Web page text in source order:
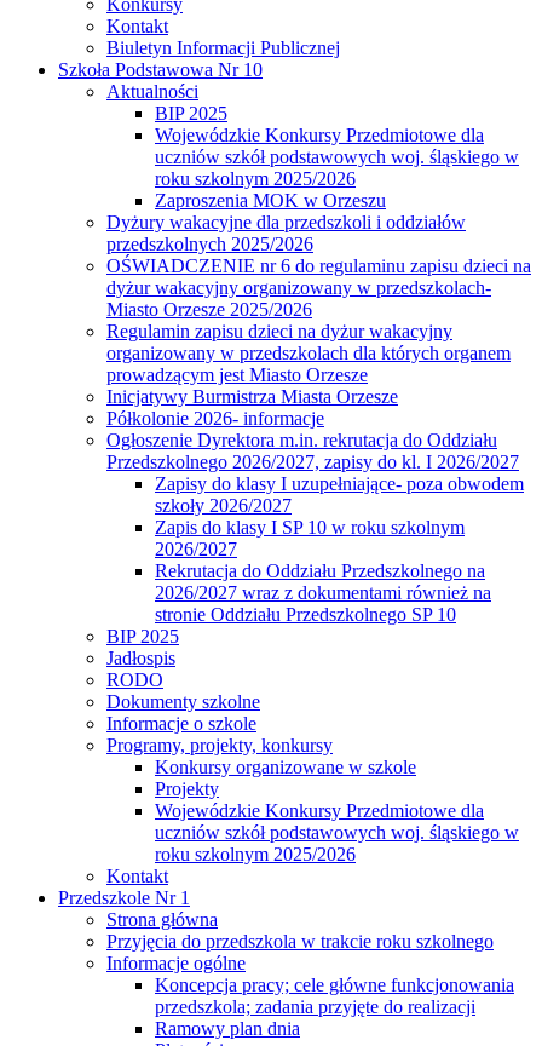
Konkursy
Kontakt
Biuletyn Informacji Publicznej
Szkoła Podstawowa Nr 10
Aktualności
BIP 2025
Wojewódzkie Konkursy Przedmiotowe dla
uczniów szkół podstawowych woj. śląskiego w
roku szkolnym 2025/2026
Zaproszenia MOK w Orzeszu
Dyżury wakacyjne dla przedszkoli i oddziałów
przedszkolnych 2025/2026
OŚWIADCZENIE nr 6 do regulaminu zapisu dzieci na
dyżur wakacyjny organizowany w przedszkolach-
Miasto Orzesze 2025/2026
Regulamin zapisu dzieci na dyżur wakacyjny
organizowany w przedszkolach dla których organem
prowadzącym jest Miasto Orzesze
Inicjatywy Burmistrza Miasta Orzesze
Półkolonie 2026- informacje
Ogłoszenie Dyrektora m.in. rekrutacja do Oddziału
Przedszkolnego 2026/2027, zapisy do kl. I 2026/2027
Zapisy do klasy I uzupełniające- poza obwodem
szkoły 2026/2027
Zapis do klasy I SP 10 w roku szkolnym
2026/2027
Rekrutacja do Oddziału Przedszkolnego na
2026/2027 wraz z dokumentami również na
stronie Oddziału Przedszkolnego SP 10
BIP 2025
Jadłospis
RODO
Dokumenty szkolne
Informacje o szkole
Programy, projekty, konkursy
Konkursy organizowane w szkole
Projekty
Wojewódzkie Konkursy Przedmiotowe dla
uczniów szkół podstawowych woj. śląskiego w
roku szkolnym 2025/2026
Kontakt
Przedszkole Nr 1
Strona główna
Przyjęcia do przedszkola w trakcie roku szkolnego
Informacje ogólne
Koncepcja pracy; cele główne funkcjonowania
przedszkola; zadania przyjęte do realizacji
Ramowy plan dnia